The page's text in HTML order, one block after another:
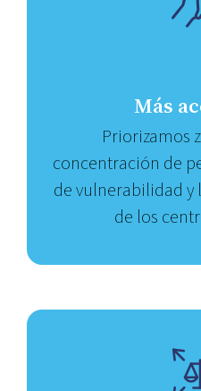
Más
Priorizamos
concentración de
de vulnerabilidad y
de los